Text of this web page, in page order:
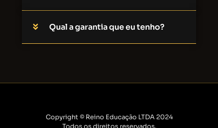
Qual a garantia que eu tenho?
Copyright © Reino Educação LTDA 2024
Todos os direitos reservados.